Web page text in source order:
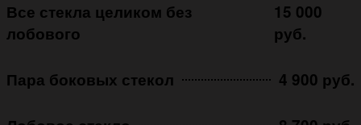
Все стекла целиком без
лобового
15 000
руб.
Пара боковых стекол 4 900 руб.